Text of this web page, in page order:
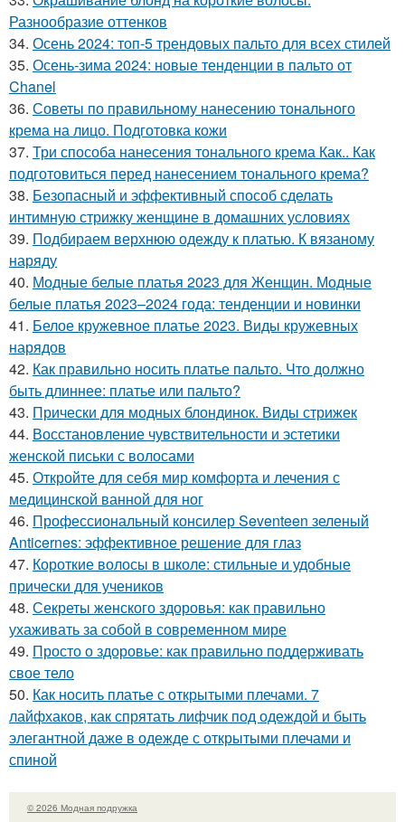
Разнообразие оттенков
34. Осень 2024: топ-5 трендовых пальто для всех стилей
35. Осень-зима 2024: новые тенденции в пальто от
Chanel
36. Советы по правильному нанесению тонального
крема на лицо. Подготовка кожи
37. Три способа нанесения тонального крема Как.. Как
подготовиться перед нанесением тонального крема?
38. Безопасный и эффективный способ сделать
интимную стрижку женщине в домашних условиях
39. Подбираем верхнюю одежду к платью. К вязаному
наряду
40. Модные белые платья 2023 для Женщин. Модные
белые платья 2023–2024 года: тенденции и новинки
41. Белое кружевное платье 2023. Виды кружевных
нарядов
42. Как правильно носить платье пальто. Что должно
быть длиннее: платье или пальто?
43. Прически для модных блондинок. Виды стрижек
44. Восстановление чувствительности и эстетики
женской письки с волосами
45. Откройте для себя мир комфорта и лечения с
медицинской ванной для ног
46. Профессиональный консилер Seventeen зеленый
Anticernes: эффективное решение для глаз
47. Короткие волосы в школе: стильные и удобные
прически для учеников
48. Секреты женского здоровья: как правильно
ухаживать за собой в современном мире
49. Просто о здоровье: как правильно поддерживать
свое тело
50. Как носить платье с открытыми плечами. 7
лайфхаков, как спрятать лифчик под одеждой и быть
элегантной даже в одежде с открытыми плечами и
спиной
© 2026 Модная подружка